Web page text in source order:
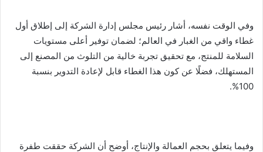
وفي الوقت نفسه، أشار رئيس مجلس إدارة الشركة إلى إطلاق أول
غطاء واقي من الغبار في العالم؛ لضمان توفير أعلى مستويات
السلامة للمنتج، مع تحقيق تجربة خالية من التلوث من المصنع إلى
المستهلك، فضلًا عن كون هذا الغطاء قابل لإعادة التدوير بنسبة
100%.
وفيما يتعلق بحجم العمالة والإنتاج، أوضح أن الشركة حققت طفرة